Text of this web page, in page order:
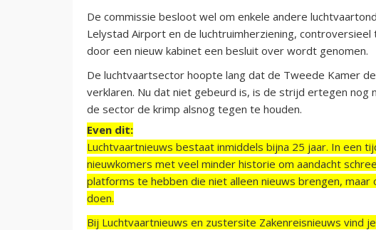
De commissie besloot wel om enkele andere
Lelystad Airport en de luchtruimherziening,
door een nieuw kabinet een besluit over wordt genomen.
De luchtvaartsector hoopte lang dat de Tweede Kamer
verklaren. Nu dat niet gebeurd is, is de strijd ertegen nog
de sector de krimp alsnog tegen te houden.
Even dit:
Luchtvaartnieuws bestaat inmiddels bijna 25 jaar. In een
nieuwkomers met veel minder historie om aandacht
platforms te hebben die niet alleen nieuws brengen,
doen.
Bij Luchtvaartnieuws en zustersite Zakenreisnieuws vind